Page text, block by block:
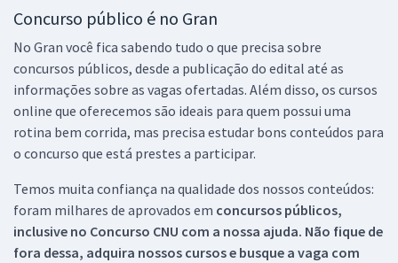
Concurso público é no Gran
No Gran você fica sabendo tudo o que precisa sobre
concursos públicos, desde a publicação do edital até as
informações sobre as vagas ofertadas. Além disso, os cursos
online que oferecemos são ideais para quem possui uma
rotina bem corrida, mas precisa estudar bons conteúdos para
o concurso que está prestes a participar.
Temos muita confiança na qualidade dos nossos conteúdos:
foram milhares de aprovados em concursos públicos,
inclusive no Concurso CNU com a nossa ajuda. Não fique de
fora dessa, adquira nossos cursos e busque a vaga com